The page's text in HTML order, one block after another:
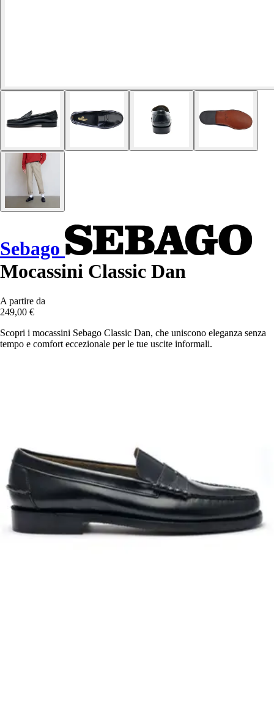
Sebago
Mocassini Classic Dan
A partire da
249,00 €
Scopri i mocassini Sebago Classic Dan, che uniscono eleganza senza
tempo e comfort eccezionale per le tue uscite informali.